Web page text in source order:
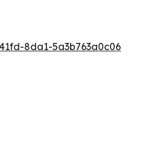
8da1-5a3b763a0c06